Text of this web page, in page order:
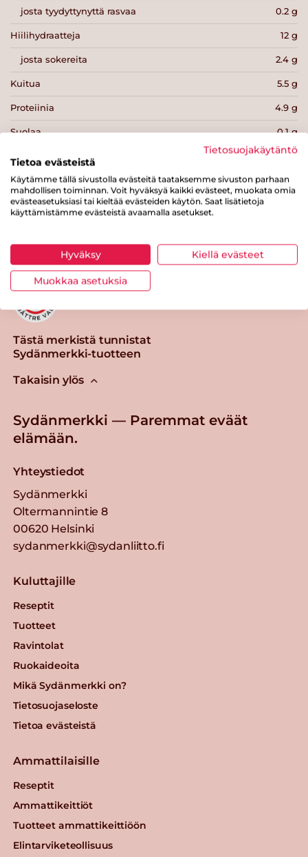
josta tyydyttynyttä rasvaa 0.2 g
Hiilihydraatteja 12 g
josta sokereita 2.4 g
Kuitua 5.5 g
Proteiinia 4.9 g
Suolaa 0.1 g
Tulosta sivu Jaa tuote
Tästä merkistä tunnistat
Sydänmerkki-tuotteen
Takaisin ylös
Sydänmerkki — Paremmat eväät
elämään.
Yhteystiedot
Sydänmerkki
Oltermannintie 8
00620 Helsinki
sydanmerkki@sydanliitto.fi
Kuluttajille
Reseptit
Tuotteet
Ravintolat
Ruokaideoita
Mikä Sydänmerkki on?
Tietosuojaseloste
Tietoa evästeistä
Ammattilaisille
Reseptit
Ammattikeittiöt
Tuotteet ammattikeittiöön
Elintarviketeollisuus
Tietosuojakäytäntö
Tietoa evästeistä
Käytämme tällä sivustolla evästeitä taataksemme sivuston parhaan
mahdollisen toiminnan. Voit hyväksyä kaikki evästeet, muokata omia
evästeasetuksiasi tai kieltää evästeiden käytön. Saat lisätietoja
käyttämistämme evästeistä avaamalla asetukset.
Hyväksy Kiellä evästeet
Muokkaa asetuksia